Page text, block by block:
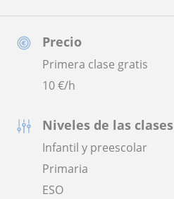
Precio
Primera clase gratis
10€/h
Niveles de las clases
Infantil y preescolar
Primaria
ESO